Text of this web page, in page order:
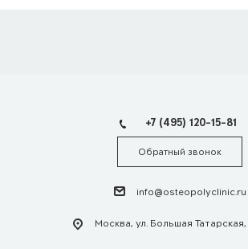
+7 (495) 120-15-81
Обратный звонок
info@osteopolyclinic.ru
Москва, ул. Большая Татарская,